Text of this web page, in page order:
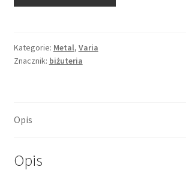
liścia
winorośli,
mosiądz
Kategorie: Metal, Varia
Znacznik: biżuteria
Opis
Opis